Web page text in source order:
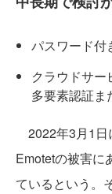
パスワード付
クラウドサー
多要素認証ま
2022年3月1日
Emotetの被害に
ているという。